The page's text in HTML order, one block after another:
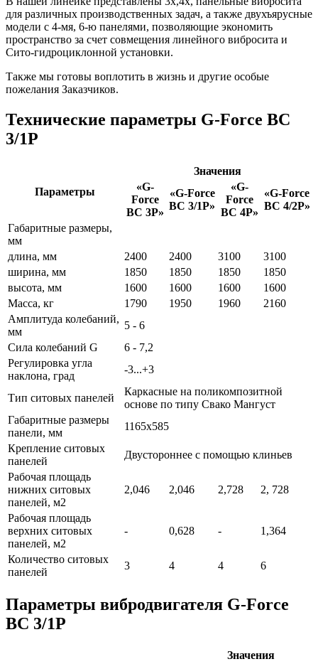
для различных производственных задач, а также двухъярусные
модели с 4-мя, 6-ю панелями, позволяющие экономить
пространство за счет совмещения линейного вибросита и
Сито-гидроциклонной установки.
Также мы готовы воплотить в жизнь и другие особые
пожелания Заказчиков.
Технические параметры G-Force ВС
3/1P
Параметры
Значения
«G-
Force
ВС 3P»
«G-Force
ВС 3/1P»
«G-
Force
ВС 4P»
«G-Force
ВС 4/2P»
Габаритные размеры,
мм
длина, мм
2400 2400 3100
3100
ширина, мм
1850 1850 1850
1850
высота, мм
1600 1600 1600
1600
Масса, кг
1790 1950 1960
2160
Амплитуда колебаний,
мм
5 - 6
Сила колебаний G
6 - 7,2
Регулировка угла
наклона, град
-3...+3
Тип ситовых панелей
Каркасные на поликомпозитной
основе по типу Свако Мангуст
Габаритные размеры
панели, мм
1165х585
Крепление ситовых
панелей
Двустороннее с помощью клиньев
Рабочая площадь
нижних ситовых
панелей, м2
2,046 2,046 2,728 2, 728
Рабочая площадь
верхних ситовых
панелей, м2
- 0,628 - 1,364
Количество ситовых
панелей
3 4 4 6
Параметры вибродвигателя G-Force
ВС 3/1P
Значения